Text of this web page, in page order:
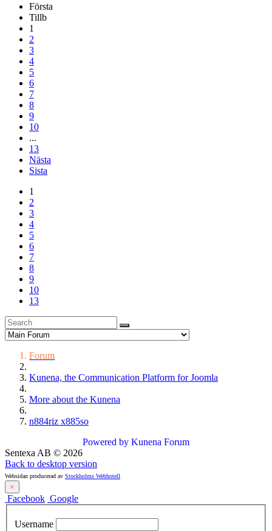
Första
Tillb
1
2
3
4
5
6
7
8
9
10
...
13
Nästa
Sista
1
2
3
4
5
6
7
8
9
10
13
Forum
Kunena, the Communication Platform for Joomla
More about the Kunena
n884riz x885so
Powered by Kunena Forum
Sentexa AB © 2026
Back to desktop version
Websidan producerad av Stockholms Webhotell
×
Facebook Google
Username